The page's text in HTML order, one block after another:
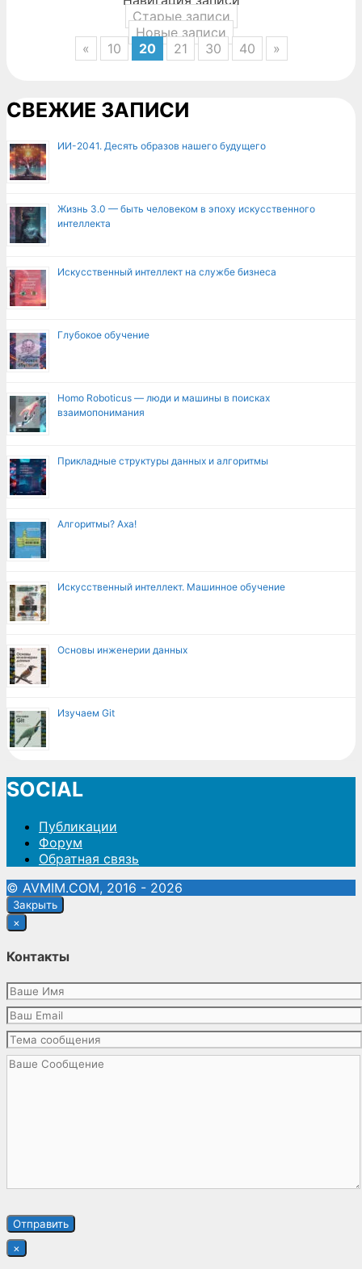
Старые записи
Новые записи
«
10 20 21 30 40 »
СВЕЖИЕ ЗАПИСИ
ИИ-2041. Десять образов нашего будущего
Жизнь 3.0 — быть человеком в эпоху искусственного
интеллекта
Искусственный интеллект на службе бизнеса
Глубокое обучение
Homo Roboticus — люди и машины в поисках
взаимопонимания
Прикладные структуры данных и алгоритмы
Алгоритмы? Аха!
Искусственный интеллект. Машинное обучение
Основы инженерии данных
Изучаем Git
SOCIAL
Публикации
Форум
Обратная связь
© AVMIM.COM, 2016 - 2026
Закрыть
×
Контакты
×